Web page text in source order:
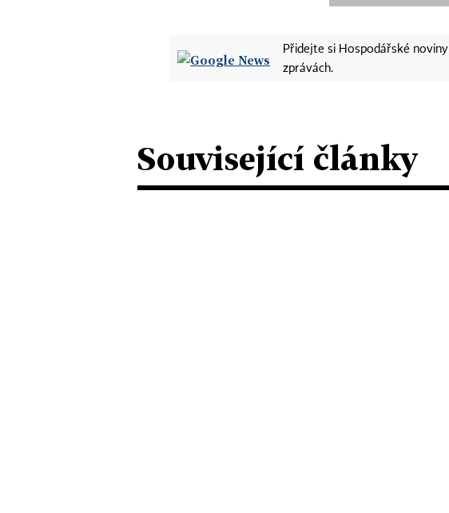
Přidejte si Hospodářské noviny
zprávách.
Související články